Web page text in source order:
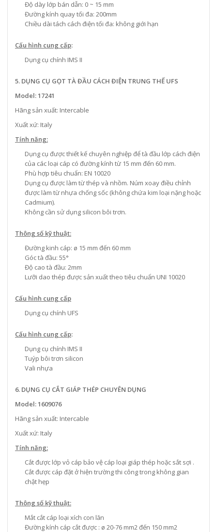
Độ dày lớp bán dẫn: 0 ~ 15 mm
Đường kính quay tối đa: 200mm
Chiều dài tách cách điện tối đa: không giới hạn
Cấu hình cung cấp:
Dụng cụ chính IMS II
5. DỤNG CỤ GỌT TÀ ĐẦU CÁCH ĐIỆN TRUNG THẾ UFS
Model: 17241
Hãng sản xuất: Intercable
Xuất xứ: Italy
Tính năng:
Dụng cụ được thiết kế chuyên nghiệp để tà đầu lớp cách điện
của các loại cáp có đường kính từ 15 mm đến 60 mm.
Phù hợp tiêu chuẩn: EN 10020
Dụng cụ được làm từ thép và nhồm. Núm xoay điều chỉnh
được làm từ nhựa chống sốc (không chứa kim loại nặng hoặc
Cadmium).
Không cần sử dụng silicon bôi trơn.
Thông số kỹ thuật:
Đường kinh cáp: ø 15 mm đến 60 mm
Góc tà đầu: 55°
Độ cao tà đầu: 2mm
Lưỡi dao thép được sản xuất theo tiêu chuẩn UNI 10020
Cấu hình cung cấp
Dụng cụ chính UFS
Cấu hình cung cấp:
Dụng cụ chính IMS II
Tuýp bôi trơn silicon
Vali nhựa
6. DỤNG CỤ CẮT GIÁP THÉP CHUYÊN DỤNG
Model: 1609076
Hãng sản xuất: Intercable
Xuất xứ: Italy
Tính năng:
Cắt được lớp vỏ cáp bảo vệ cáp loại giáp thép hoặc sắt sợi .
Cắt được cáp đặt ở hiện trường thi công trong không gian
chật hẹp
Thông số kỹ thuật:
Mắt cắt cáp loại xích con lăn
Đường kính cáp cắt được : ø 20-76 mm2 đến 150 mm2